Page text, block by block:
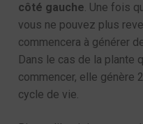
côté gauche. Une fois
vous ne pouvez plus
commencera à générer
Dans le cas de la plante
commencer, elle génère
cycle de vie.